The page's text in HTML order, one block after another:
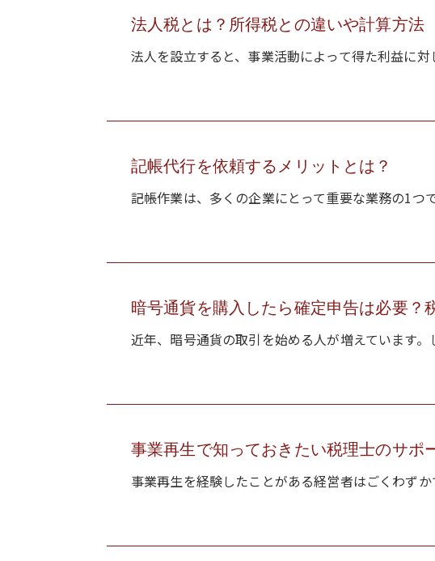
法人税とは？所得税との違いや計算方法
法人を設立すると、事業活動によって得た利益に
記帳代行を依頼するメリットとは？
記帳作業は、多くの企業にとって重要な業務の1つ
暗号通貨を購入したら確定申告は必要？
近年、暗号通貨の取引を始める人が増えています
事業再生で知っておきたい税理士のサポ
事業再生を経験したことがある経営者はごくわず